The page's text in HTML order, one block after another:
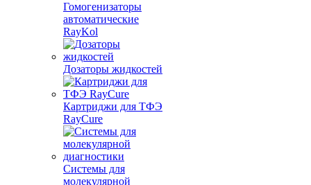
Гомогенизаторы
автоматические
RayKol
Дозаторы жидкостей
Картриджи для ТФЭ
RayCure
Системы для
молекулярной